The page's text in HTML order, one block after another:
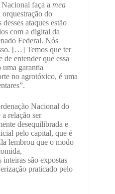
faça a mea
orquestração do
ataques estão
com a digital da
Federal. Nós
[…] Temos que ter
de entender que essa
uma garantia
no agrotóxico, é uma
Nacional do
relação ser
desequilibrada e
pelo capital, que é
lembrou que o modo
inteiras são expostas
praticado pelo